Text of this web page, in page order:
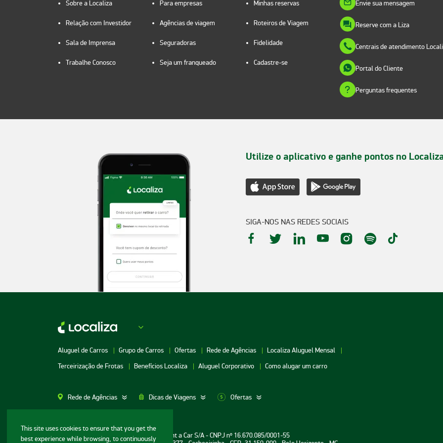
This site uses cookies to ensure that you get the
best experience while browsing, to continuously
Sobre a Localiza
Relação com Investidor
Sala de Imprensa
Trabalhe Conosco
Para empresas
Agências de viagem
Seguradoras
Seja um franqueado
Minhas reservas
Roteiros de Viagem
Fidelidade
Cadastre-se
Envie sua mensagem
Reserve com a Liza
Centrais de atendimento
Portal do Cliente
Perguntas frequentes
Utilize o aplicativo e ganhe pontos no
SIGA-NOS NAS REDES SOCIAIS
Aluguel de Carros Grupo de Carros Ofertas Rede de Agências
Localiza Aluguel Mensal
Terceirização de Frotas
Benefícios Localiza Aluguel Corporativo Como alugar um carro
Rede de Agências Dicas de Viagens Ofertas
Aluguel de Carros SP
Aluguel de Carros Porto Alegre
Aluguel de Carros Goiânia
Aluguel de Carros Salvador
Informações ao consumidor: Localiza Rent a Car S/A - CNPJ nº 16.670.085/0001-55